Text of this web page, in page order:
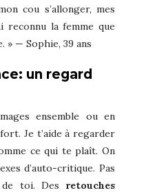
cou s’allonger, mes
reconnu la femme que
» — Sophie, 39 ans
un regard
ensemble ou en
Je t’aide à regarder
ce qui te plaît. On
d’auto-critique. Pas
toi. Des retouches